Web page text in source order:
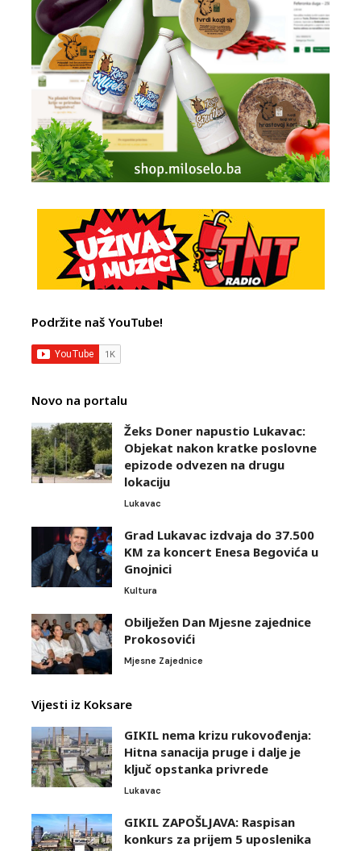
Podržite naš YouTube!
Novo na portalu
Žeks Doner napustio Lukavac:
Objekat nakon kratke poslovne
epizode odvezen na drugu
lokaciju
Lukavac
Grad Lukavac izdvaja do 37.500
KM za koncert Enesa Begovića u
Gnojnici
Kultura
Obilježen Dan Mjesne zajednice
Prokosovići
Mjesne Zajednice
Vijesti iz Koksare
GIKIL nema krizu rukovođenja:
Hitna sanacija pruge i dalje je
ključ opstanka privrede
Lukavac
GIKIL ZAPOŠLJAVA: Raspisan
konkurs za prijem 5 uposlenika